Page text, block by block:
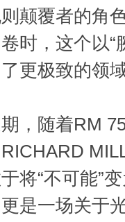
颠覆者的角
时，这个以
更极致的
随着RM 75-
将“不可能”
是一场关于